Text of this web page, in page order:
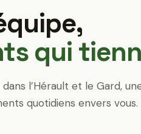
qui
l’Hérault et le Gard,
quotidiens envers vous.